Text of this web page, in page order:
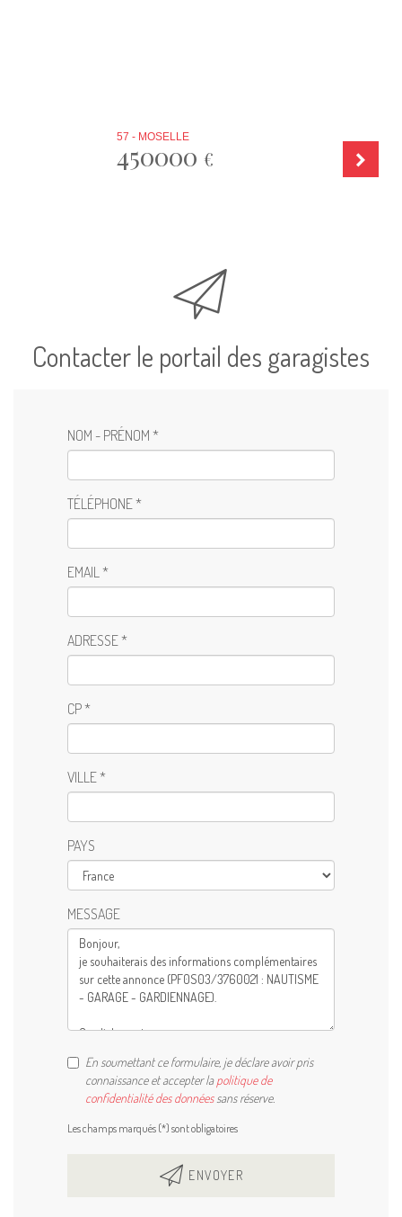
57 - MOSELLE
450000 €
Contacter le portail des garagistes
NOM - PRÉNOM *
TÉLÉPHONE *
EMAIL *
ADRESSE *
CP *
VILLE *
PAYS
MESSAGE
En soumettant ce formulaire, je déclare avoir pris
connaissance et accepter lapolitique de
confidentialité des donnéessans réserve.
Les champs marqués (*) sont obligatoires
ENVOYER